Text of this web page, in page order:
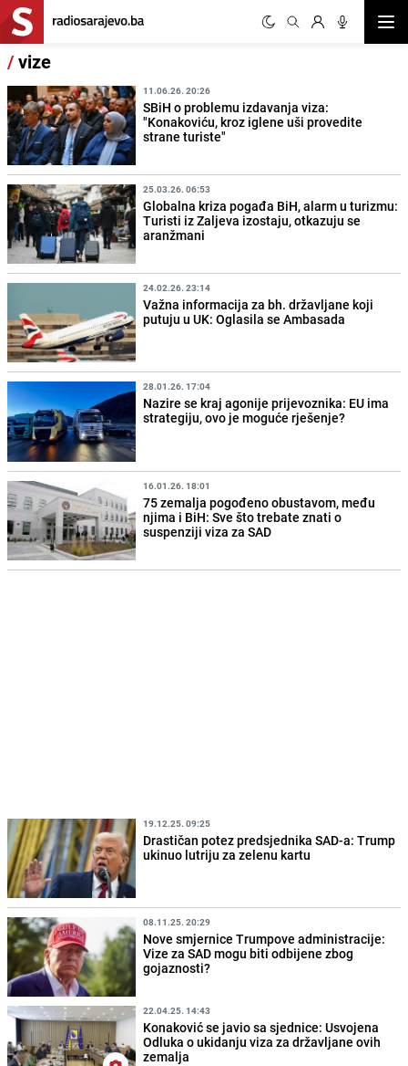
/vize
11.06.26. 20:26
SBiH o problemu izdavanja viza:
"Konakoviću, kroz iglene uši provedite
strane turiste"
25.03.26. 06:53
Globalna kriza pogađa BiH, alarm u turizmu:
Turisti iz Zaljeva izostaju, otkazuju se
aranžmani
24.02.26. 23:14
Važna informacija za bh. državljane koji
putuju u UK: Oglasila se Ambasada
28.01.26. 17:04
Nazire se kraj agonije prijevoznika: EU ima
strategiju, ovo je moguće rješenje?
16.01.26. 18:01
75 zemalja pogođeno obustavom, među
njima i BiH: Sve što trebate znati o
suspenziji viza za SAD
19.12.25. 09:25
Drastičan potez predsjednika SAD-a: Trump
ukinuo lutriju za zelenu kartu
08.11.25. 20:29
Nove smjernice Trumpove administracije:
Vize za SAD mogu biti odbijene zbog
gojaznosti?
22.04.25. 14:43
Konaković se javio sa sjednice: Usvojena
Odluka o ukidanju viza za državljane ovih
zemalja